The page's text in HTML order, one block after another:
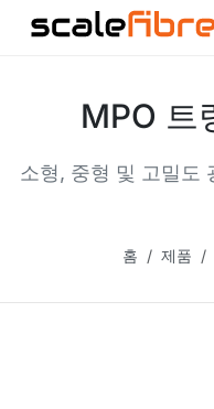
MPO 트
소형, 중형 및 고밀도
홈 제품